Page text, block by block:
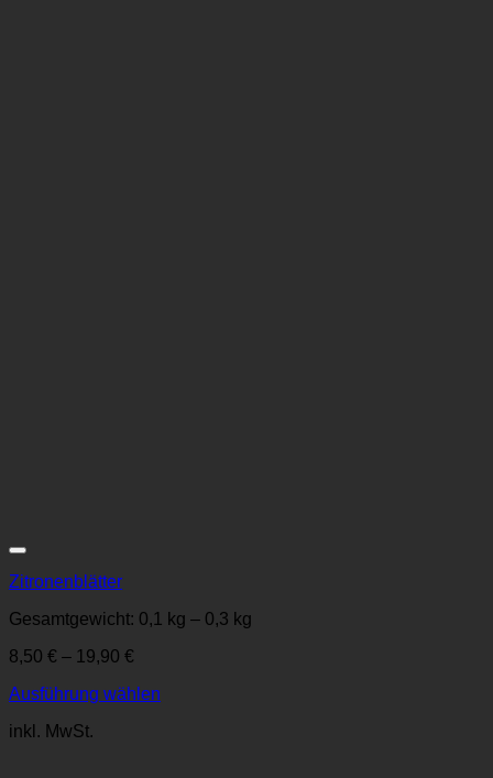
Zitronenblätter
Gesamtgewicht: 0,1
kg – 0,3 kg
8,50 € – 19,90 €
Ausführung wählen
Produkt
inkl. MwSt.